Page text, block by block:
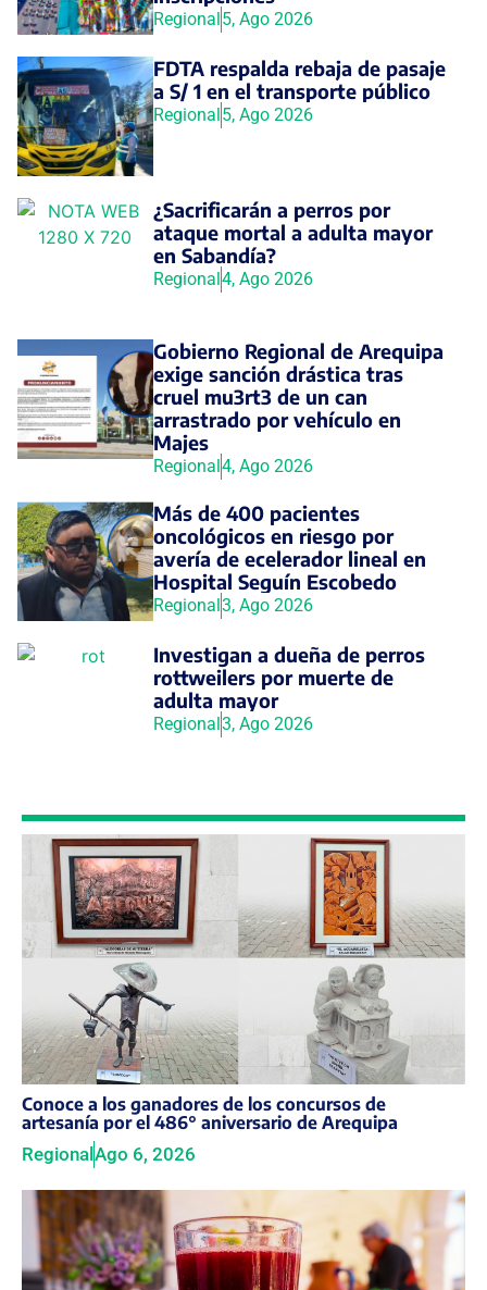
Regional5, Ago 2026
FDTA respalda rebaja de pasaje
a S/ 1 en el transporte público
Regional5, Ago 2026
¿Sacrificarán a perros por
ataque mortal a adulta mayor
en Sabandía?
Regional4, Ago 2026
Gobierno Regional de Arequipa
exige sanción drástica tras
cruel mu3rt3 de un can
arrastrado por vehículo en
Majes
Regional4, Ago 2026
Más de 400 pacientes
oncológicos en riesgo por
avería de ecelerador lineal en
Hospital Seguín Escobedo
Regional3, Ago 2026
Investigan a dueña de perros
rottweilers por muerte de
adulta mayor
Regional3, Ago 2026
Conoce a los ganadores de los concursos de
artesanía por el 486° aniversario de Arequipa
RegionalAgo 6, 2026